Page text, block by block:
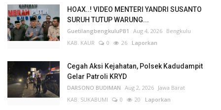
HOAX..! VIDEO MENTERI YANDRI SUSANTO
SURUH TUTUP WARUNG...
GuetilangbengkuluPB1 Aug 4, 2026 Bengkulu
KAB. KAUR
0 26 Laporkan
Cegah Aksi Kejahatan, Polsek Kadudampit
Gelar Patroli KRYD
DARSONO BUDIMAN Aug 2, 2026 Jawa Barat
KAB. SUKABUMI
0 20 Laporkan